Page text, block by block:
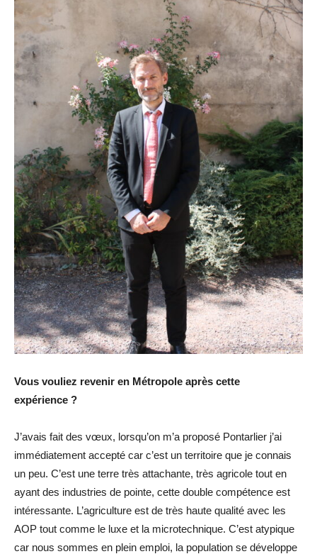
Vous vouliez revenir en Métropole après cette
expérience ?
J’avais fait des vœux, lorsqu’on m’a proposé Pontarlier j’ai
immédiatement accepté car c’est un territoire que je connais
un peu. C’est une terre très attachante, très agricole tout en
ayant des industries de pointe, cette double compétence est
intéressante. L’agriculture est de très haute qualité avec les
AOP tout comme le luxe et la microtechnique. C’est atypique
car nous sommes en plein emploi, la population se développe